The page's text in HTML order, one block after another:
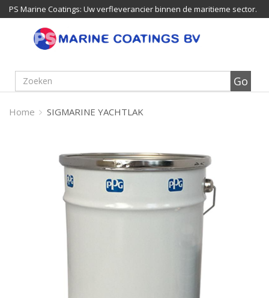
PS Marine Coatings: Uw verfleverancier binnen de maritieme sector.
Home SIGMARINE YACHTLAK